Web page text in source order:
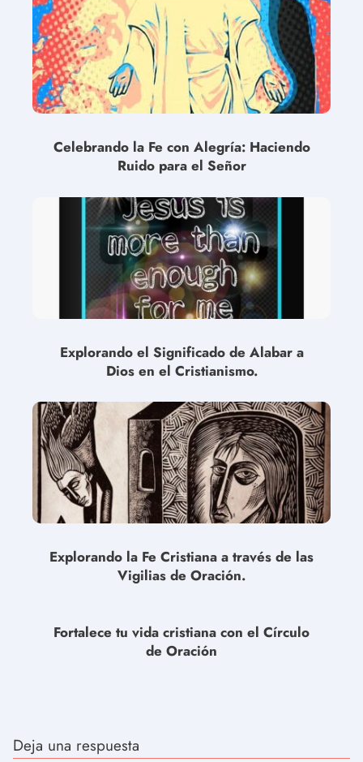
Celebrando la Fe con Alegría: Haciendo
Ruido para el Señor
Explorando el Significado de Alabar a
Dios en el Cristianismo.
Explorando la Fe Cristiana a través de las
Vigilias de Oración.
Fortalece tu vida cristiana con el Círculo
de Oración
Deja una respuesta